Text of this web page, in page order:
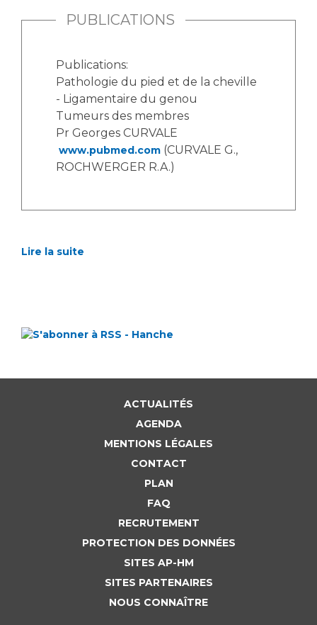
PUBLICATIONS
Publications:
Pathologie du pied et de la cheville
- Ligamentaire du genou
Tumeurs des membres
Pr Georges CURVALE
www.pubmed.com (CURVALE G.,
ROCHWERGER R.A.)
Lire la suite
ACTUALITÉS
AGENDA
MENTIONS LÉGALES
CONTACT
PLAN
FAQ
RECRUTEMENT
PROTECTION DES DONNÉES
SITES AP-HM
SITES PARTENAIRES
NOUS CONNAÎTRE